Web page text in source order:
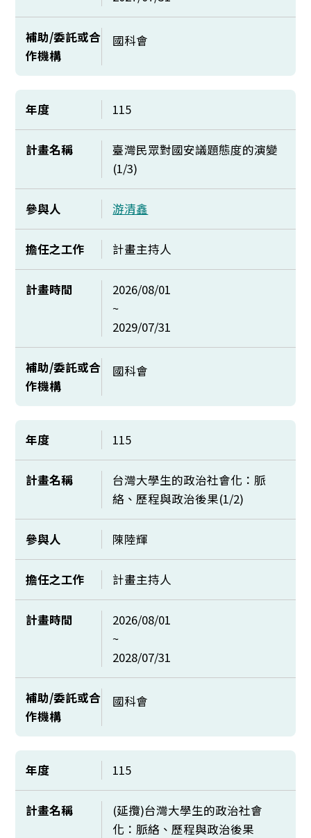
補助/委託或合
作機構
國科會
年度 115
計畫名稱
臺灣民眾對國安議題態度的演變
(1/3)
參與人 游清鑫
擔任之工作 計畫主持人
計畫時間
2026/08/01
~
2029/07/31
補助/委託或合
作機構
國科會
年度 115
計畫名稱
台灣大學生的政治社會化：脈
絡、歷程與政治後果(1/2)
參與人 陳陸輝
擔任之工作 計畫主持人
計畫時間
2026/08/01
~
2028/07/31
補助/委託或合
作機構
國科會
年度 115
計畫名稱
(延攬)台灣大學生的政治社會
化：脈絡、歷程與政治後果